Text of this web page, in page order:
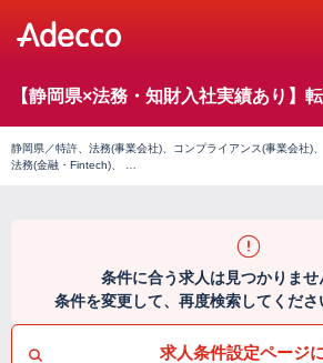
【静岡県×法務・知財入社実績あり】
静岡県／特許、法務(事業会社)、コンプライアンス(事業会社)、
法務(金融・Fintech)、 …
条件に合う求人は見つかりませ
条件を変更して、再度検索してくださ
求人条件設定ページ